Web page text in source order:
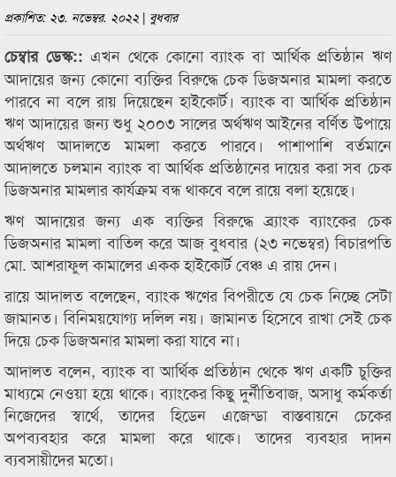
প্রকাশিত: ২৩. নভেম্বর. ২০২২ | বুধবার
চেম্বার ডেস্ক:: এখন থেকে কোনো ব্যাংক বা আর্থিক প্রতিষ্ঠান ঋণ
আদায়ের জন্য কোনো ব্যক্তির বিরুদ্ধে চেক ডিজঅনার মামলা করতে
পারবে না বলে রায় দিয়েছেন হাইকোর্ট। ব্যাংক বা আর্থিক প্রতিষ্ঠান
ঋণ আদায়ের জন্য শুধু ২০০৩ সালের অর্থঋণ আইনের বর্ণিত উপায়ে
অর্থঋণ আদালতে মামলা করতে পারবে। পাশাপাশি বর্তমানে
আদালতে চলমান ব্যাংক বা আর্থিক প্রতিষ্ঠানের দায়ের করা সব চেক
ডিজঅনার মামলার কার্যক্রম বন্ধ থাকবে বলে রায়ে বলা হয়েছে।
ঋণ আদায়ের জন্য এক ব্যক্তির বিরুদ্ধে ব্র্যাংক ব্যাংকের চেক
ডিজঅনার মামলা বাতিল করে আজ বুধবার (২৩ নভেম্বর) বিচারপতি
মো. আশরাফুল কামালের একক হাইকোর্ট বেঞ্চ এ রায় দেন।
রায়ে আদালত বলেছেন, ব্যাংক ঋণের বিপরীতে যে চেক নিচ্ছে সেটা
জামানত। বিনিময়যোগ্য দলিল নয়। জামানত হিসেবে রাখা সেই চেক
দিয়ে চেক ডিজঅনার মামলা করা যাবে না।
আদালত বলেন, ব্যাংক বা আর্থিক প্রতিষ্ঠান থেকে ঋণ একটি চুক্তির
মাধ্যমে নেওয়া হয়ে থাকে। ব্যাংকের কিছু দুর্নীতিবাজ, অসাধু কর্মকর্তা
নিজেদের স্বার্থে, তাদের হিডেন এজেন্ডা বাস্তবায়নে চেকের
অপব্যবহার করে মামলা করে থাকে। তাদের ব্যবহার দাদন
ব্যবসায়ীদের মতো।